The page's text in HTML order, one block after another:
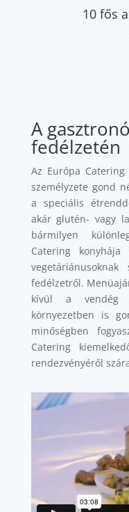
10 fős
A
fedélzetén
Az Európa
személyzete gond
a speciális
akár glutén- vagy
bármilyen
Catering
fedélzetről.
kívül a vendég
környezetben is
minőségben
Catering
rendezvényéről